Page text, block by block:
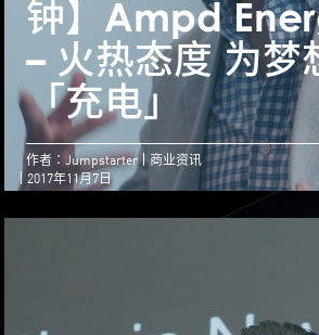
钟】En-trak – 开
创业梦 产品需获
场肯定
钟】Ampd
– 火热态度 为梦
「充电」
作者：Jumpstarter
商业资讯
2017年11月7日